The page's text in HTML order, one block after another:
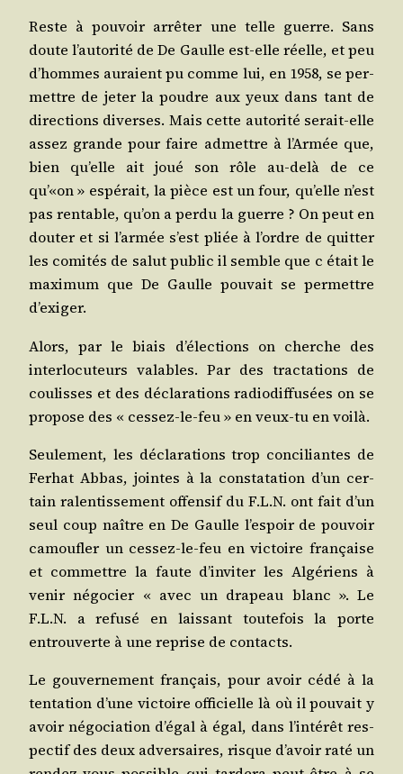
Reste à pou­voir arrê­ter une telle guerre. Sans
doute l’au­to­ri­té de De Gaulle est-elle réelle, et peu
d’hommes auraient pu comme lui, en 1958, se per­
mettre de jeter la poudre aux yeux dans tant de
direc­tions diverses. Mais cette auto­ri­té serait-elle
assez grande pour faire admettre à l’Ar­mée que,
bien qu’elle ait joué son rôle au-delà de ce
qu’«on » espé­rait, la pièce est un four, qu’elle n’est
pas ren­table, qu’on a per­du la guerre ? On peut en
dou­ter et si l’ar­mée s’est pliée à l’ordre de quit­ter
les comi­tés de salut public il semble que c était le
maxi­mum que De Gaulle pou­vait se per­mettre
d’exiger.
Alors, par le biais d’é­lec­tions on cherche des
inter­lo­cu­teurs valables. Par des trac­ta­tions de
cou­lisses et des décla­ra­tions radio­dif­fu­sées on se
pro­pose des « ces­sez-le-feu » en veux-tu en voilà.
Seule­ment, les décla­ra­tions trop conci­liantes de
Ferhat Abbas, jointes à la consta­ta­tion d’un cer­
tain ralen­tis­se­ment offen­sif du F.L.N. ont fait d’un
seul coup naître en De Gaulle l’es­poir de pou­voir
camou­fler un ces­sez-le-feu en vic­toire fran­çaise
et com­mettre la faute d’in­vi­ter les Algé­riens à
venir négo­cier « avec un dra­peau blanc ». Le
F.L.N. a refu­sé en lais­sant tou­te­fois la porte
entrou­verte à une reprise de contacts.
Le gou­ver­ne­ment fran­çais, pour avoir cédé à la
ten­ta­tion d’une vic­toire offi­cielle là où il pou­vait y
avoir négo­cia­tion d’é­gal à égal, dans l’in­té­rêt res­
pec­tif des deux adver­saires, risque d’a­voir raté un